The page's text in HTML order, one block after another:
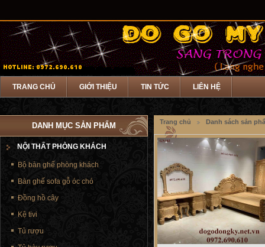
TRANG CHỦ GIỚI THIỆU TIN TỨC LIÊN HỆ
Trang chủ Danh sách sản
DANH MỤC SẢN PHẨM
NỘI THẤT PHÒNG KHÁCH
Bộ bàn ghế phòng khách
Bàn ghế sofa gỗ óc chó
Đồng hồ cây
Kệ tivi
Tủ rượu